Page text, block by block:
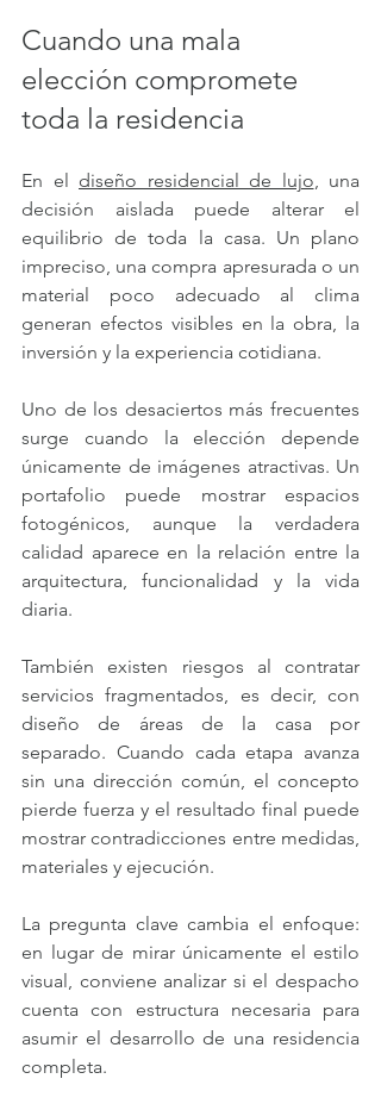
Cuando una mala
elección compromete
toda la residencia
En el diseño residencial de lujo , una
decisión aislada puede alterar el
equilibrio de toda la casa. Un plano
impreciso, una compra apresurada o un
material poco adecuado al clima
generan efectos visibles en la obra, la
inversión y la experiencia cotidiana.
Uno de los desaciertos más frecuentes
surge cuando la elección depende
únicamente de imágenes atractivas. Un
portafolio puede mostrar espacios
fotogénicos, aunque la verdadera
calidad aparece en la relación entre la
arquitectura, funcionalidad y la vida
diaria.
También existen riesgos al contratar
servicios fragmentados, es decir, con
diseño de áreas de la casa por
separado. Cuando cada etapa avanza
sin una dirección común, el concepto
pierde fuerza y el resultado final puede
mostrar contradicciones entre medidas,
materiales y ejecución.
La pregunta clave cambia el enfoque:
en lugar de mirar únicamente el estilo
visual, conviene analizar si el despacho
cuenta con estructura necesaria para
asumir el desarrollo de una residencia
completa.